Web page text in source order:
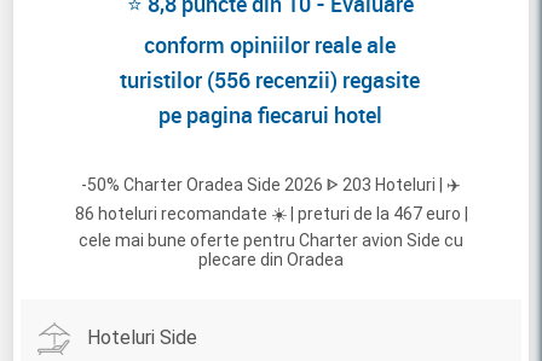
conform opiniilor reale ale
turistilor (556 recenzii) regasite
pe pagina fiecarui hotel
-50% Charter Oradea Side 2026 ᐈ 203 Hoteluri | ✈️
86 hoteluri recomandate ☀️ | preturi de la 467 euro |
cele mai bune oferte pentru Charter avion Side cu
plecare din Oradea
Hoteluri Side